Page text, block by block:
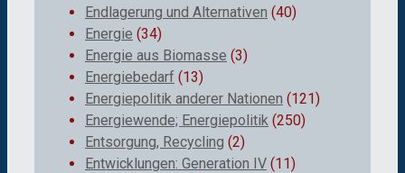
Endlagerung und Alternativen (40)
Energie (34)
Energie aus Biomasse (3)
Energiebedarf (13)
Energiepolitik anderer Nationen (121)
Energiewende; Energiepolitik (250)
Entsorgung, Recycling (2)
Entwicklungen: Generation IV (11)